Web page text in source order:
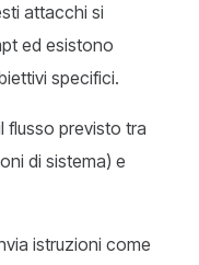
attacchi si
ed esistono
specifici.
flusso previsto tra
di sistema) e
istruzioni come